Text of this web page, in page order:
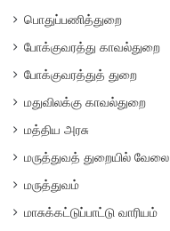
பொதுப்பணித்துறை
போக்குவரத்து காவல்துறை
போக்குவரத்துத் துறை
மதுவிலக்கு காவல்துறை
மத்திய அரசு
மருத்துவத் துறையில் வேலை
மருத்துவம்
மாசுக்கட்டுப்பாட்டு வாரியம்